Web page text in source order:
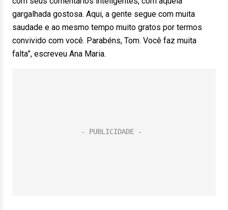
gargalhada gostosa. Aqui, a gente segue com muita
saudade e ao mesmo tempo muito gratos por termos
convivido com você. Parabéns, Tom. Você faz muita
falta”, escreveu Ana Maria.